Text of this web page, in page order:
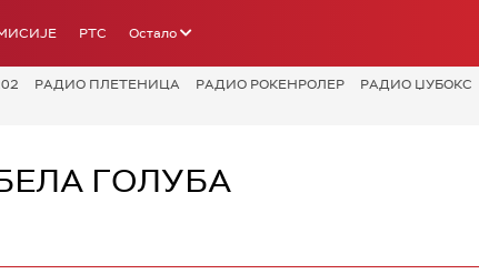
РТС Остало
РАДИО ПЛЕТЕНИЦА РАДИО РОКЕНРОЛЕР РАДИО ЏУБОКС
ГОЛУБА